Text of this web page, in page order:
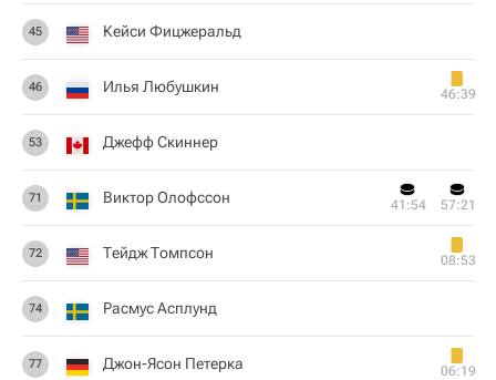
45 Кейси Фицжеральд
46 Илья Любушкин 46:39
53 Джефф Скиннер
71 Виктор Олофссон 41:54 57:21
72 Тейдж Томпсон 08:53
74 Расмус Асплунд
77 Джон-Ясон Петерка 06:19